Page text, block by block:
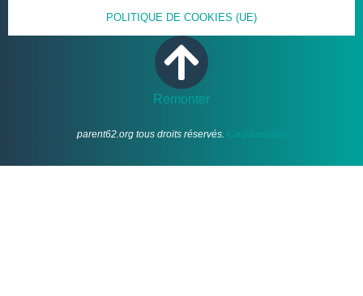
POLITIQUE DE COOKIES (UE)
Remonter
parent62.org tous droits réservés. Confidentialités